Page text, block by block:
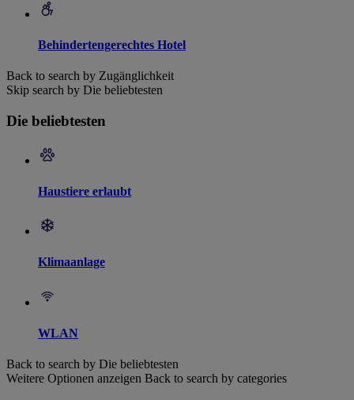
Behindertengerechtes Hotel
Back to search by Zugänglichkeit
Skip search by Die beliebtesten
Die beliebtesten
Haustiere erlaubt
Klimaanlage
WLAN
Back to search by Die beliebtesten
Weitere Optionen anzeigen Back to search by categories